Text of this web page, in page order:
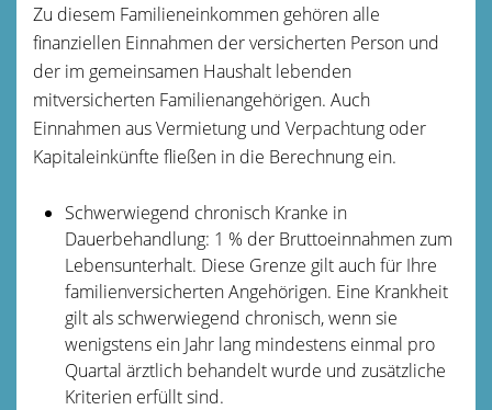
Zu diesem Familieneinkommen gehören alle
finanziellen Einnahmen der versicherten Person und
der im gemeinsamen Haushalt lebenden
mitversicherten Familienangehörigen. Auch
Einnahmen aus Vermietung und Verpachtung oder
Kapitaleinkünfte fließen in die Berechnung ein.
Schwerwiegend chronisch Kranke in
Dauerbehandlung: 1 % der Bruttoeinnahmen zum
Lebensunterhalt. Diese Grenze gilt auch für Ihre
familienversicherten Angehörigen. Eine Krankheit
gilt als schwerwiegend chronisch, wenn sie
wenigstens ein Jahr lang mindestens einmal pro
Quartal ärztlich behandelt wurde und zusätzliche
Kriterien erfüllt sind.